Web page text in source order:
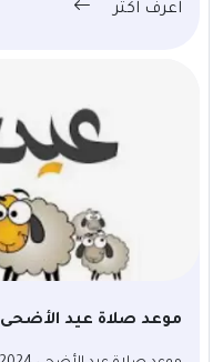
اعرف اكثر
موعد صلاة عيد الأضحى 2024 في الوادي | الجزائر